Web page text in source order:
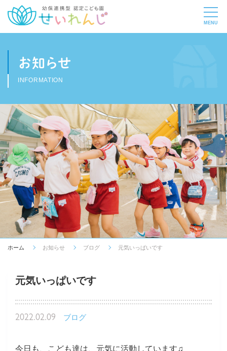
お知らせ
INFORMATION
ホーム お知らせ ブログ 元気いっぱいです
元気いっぱいです
2022.02.09 ブログ
今日も、こども達は、元気に活動しています♫